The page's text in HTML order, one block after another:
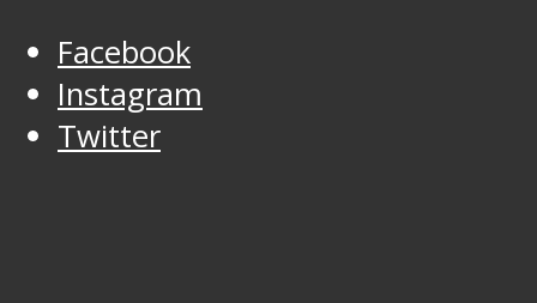
Facebook
Instagram
Twitter